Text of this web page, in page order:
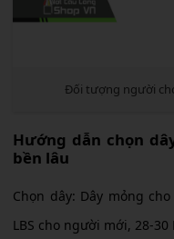
Đối tượng người
Hướng dẫn chọn
bền lâu
Chọn dây: Dây mỏng
LBS cho người mới, 28-30